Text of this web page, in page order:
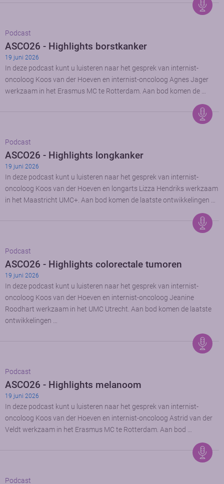
Podcast
ASCO26 - Highlights borstkanker
19 juni 2026
In deze podcast kunt u luisteren naar het gesprek van internist-
oncoloog Koos van der Hoeven en internist-oncoloog Agnes Jager
werkzaam in het Erasmus MC te Rotterdam. Aan bod komen de …
Podcast
ASCO26 - Highlights longkanker
19 juni 2026
In deze podcast kunt u luisteren naar het gesprek van internist-
oncoloog Koos van der Hoeven en longarts Lizza Hendriks werkzaam
in het Maastricht UMC+. Aan bod komen de laatste ontwikkelingen …
Podcast
ASCO26 - Highlights colorectale tumoren
19 juni 2026
In deze podcast kunt u luisteren naar het gesprek van internist-
oncoloog Koos van der Hoeven en internist-oncoloog Jeanine
Roodhart werkzaam in het UMC Utrecht. Aan bod komen de laatste
ontwikkelingen …
Podcast
ASCO26 - Highlights melanoom
19 juni 2026
In deze podcast kunt u luisteren naar het gesprek van internist-
oncoloog Koos van der Hoeven en internist-oncoloog Astrid van der
Veldt werkzaam in het Erasmus MC te Rotterdam. Aan bod …
Podcast